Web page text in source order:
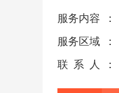
服务内容 ：
服务区域
：
联系人
：